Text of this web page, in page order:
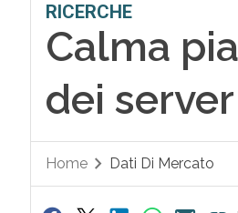
RICERCHE
Calma
dei server
Home Dati Di Mercato